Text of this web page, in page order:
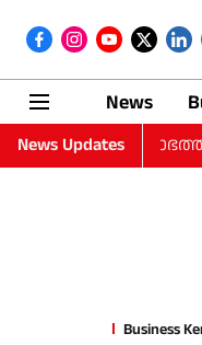
News
News Updates
ലാഭത്തില്‍
Business